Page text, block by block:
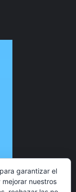
garantizar el
nuestros